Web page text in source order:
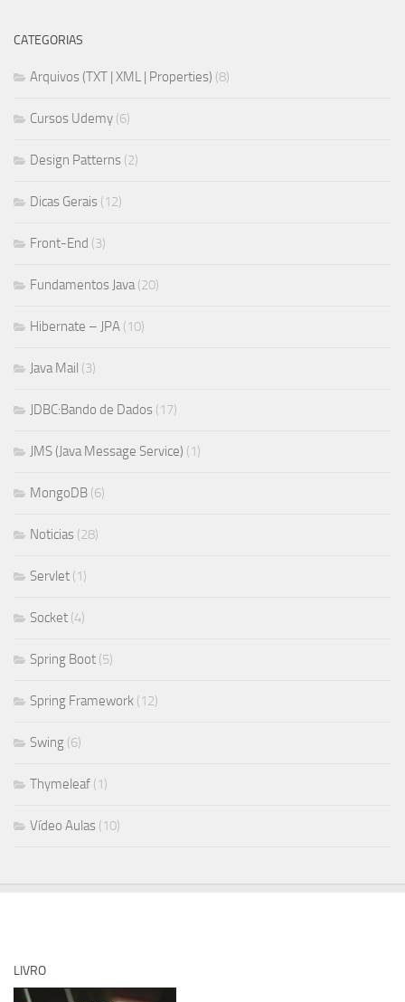
CATEGORIAS
Arquivos (TXT | XML | Properties) (8)
Cursos Udemy (6)
Design Patterns (2)
Dicas Gerais (12)
Front-End (3)
Fundamentos Java(20)
Hibernate – JPA (10)
Java Mail (3)
JDBC:Bando de Dados (17)
JMS (Java Message Service) (1)
MongoDB (6)
Noticias (28)
Servlet (1)
Socket (4)
Spring Boot (5)
Spring Framework (12)
Swing (6)
Thymeleaf (1)
Vídeo Aulas (10)
LIVRO